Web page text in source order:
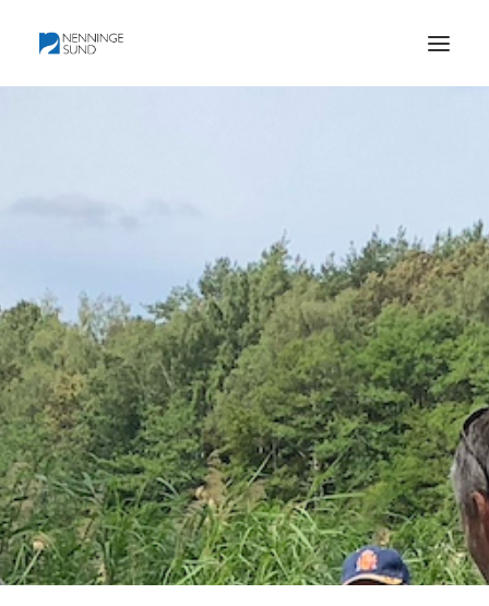
PROTOKOLL
KONTAKT
OM FÖRENINGEN
DOKUMENTATION